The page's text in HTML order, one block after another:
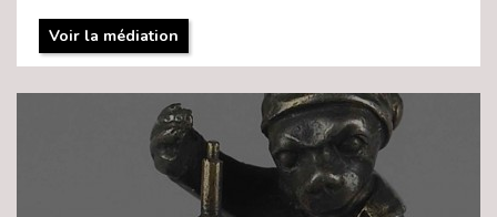
Voir la médiation